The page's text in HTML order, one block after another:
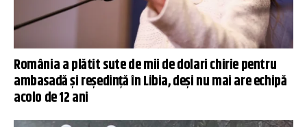
România a plătit sute de mii de dolari chirie pentru
ambasadă și reședință în Libia, deși nu mai are echipă
acolo de 12 ani